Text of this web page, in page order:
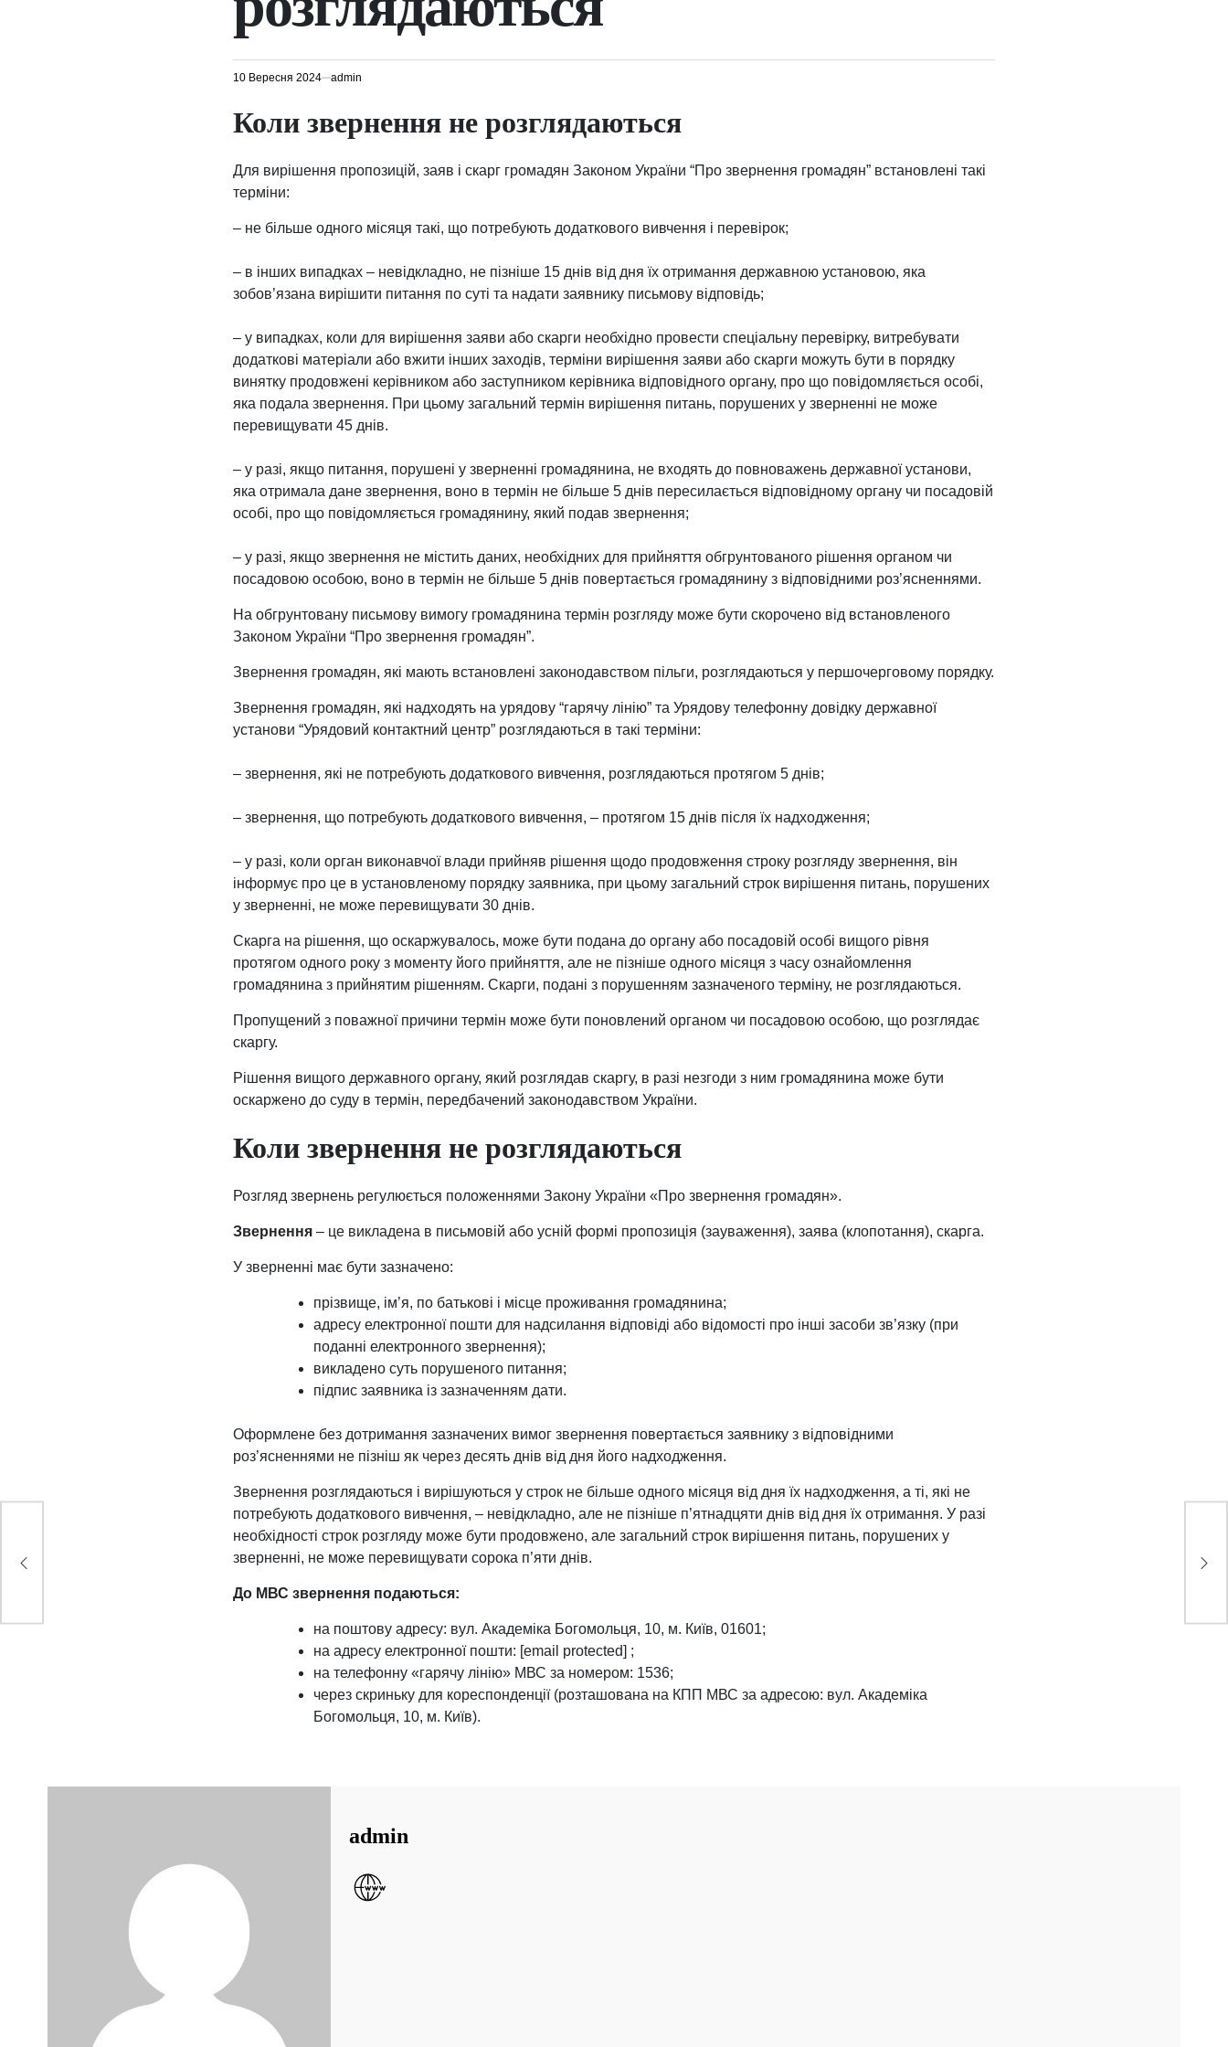
10 Вересня 2024 admin
Коли звернення не розглядаються
Для вирішення пропозицій, заяв і скарг громадян Законом України “Про звернення громадян” встановлені такі
терміни:
– не більше одного місяця такі, що потребують додаткового вивчення і перевірок;
– в інших випадках – невідкладно, не пізніше 15 днів від дня їх отримання державною установою, яка
зобов’язана вирішити питання по суті та надати заявнику письмову відповідь;
– у випадках, коли для вирішення заяви або скарги необхідно провести спеціальну перевірку, витребувати
додаткові матеріали або вжити інших заходів, терміни вирішення заяви або скарги можуть бути в порядку
винятку продовжені керівником або заступником керівника відповідного органу, про що повідомляється особі,
яка подала звернення. При цьому загальний термін вирішення питань, порушених у зверненні не може
перевищувати 45 днів.
– у разі, якщо питання, порушені у зверненні громадянина, не входять до повноважень державної установи,
яка отримала дане звернення, воно в термін не більше 5 днів пересилається відповідному органу чи посадовій
особі, про що повідомляється громадянину, який подав звернення;
– у разі, якщо звернення не містить даних, необхідних для прийняття обгрунтованого рішення органом чи
посадовою особою, воно в термін не більше 5 днів повертається громадянину з відповідними роз’ясненнями.
На обгрунтовану письмову вимогу громадянина термін розгляду може бути скорочено від встановленого
Законом України “Про звернення громадян”.
Звернення громадян, які мають встановлені законодавством пільги, розглядаються у першочерговому порядку.
Звернення громадян, які надходять на урядову “гарячу лінію” та Урядову телефонну довідку державної
установи “Урядовий контактний центр” розглядаються в такі терміни:
– звернення, які не потребують додаткового вивчення, розглядаються протягом 5 днів;
– звернення, що потребують додаткового вивчення, – протягом 15 днів після їх надходження;
– у разі, коли орган виконавчої влади прийняв рішення щодо продовження строку розгляду звернення, він
інформує про це в установленому порядку заявника, при цьому загальний строк вирішення питань, порушених
у зверненні, не може перевищувати 30 днів.
Скарга на рішення, що оскаржувалось, може бути подана до органу або посадовій особі вищого рівня
протягом одного року з моменту його прийняття, але не пізніше одного місяця з часу ознайомлення
громадянина з прийнятим рішенням. Скарги, подані з порушенням зазначеного терміну, не розглядаються.
Пропущений з поважної причини термін може бути поновлений органом чи посадовою особою, що розглядає
скаргу.
Рішення вищого державного органу, який розглядав скаргу, в разі незгоди з ним громадянина може бути
оскаржено до суду в термін, передбачений законодавством України.
Коли звернення не розглядаються
Розгляд звернень регулюється положеннями Закону України «Про звернення громадян».
Звернення – це викладена в письмовій або усній формі пропозиція (зауваження), заява (клопотання), скарга.
У зверненні має бути зазначено:
прізвище, ім’я, по батькові і місце проживання громадянина;
адресу електронної пошти для надсилання відповіді або відомості про інші засоби зв’язку (при
поданні електронного звернення);
викладено суть порушеного питання;
підпис заявника із зазначенням дати.
Оформлене без дотримання зазначених вимог звернення повертається заявнику з відповідними
роз’ясненнями не пізніш як через десять днів від дня його надходження.
Звернення розглядаються і вирішуються у строк не більше одного місяця від дня їх надходження, а ті, які не
потребують додаткового вивчення, – невідкладно, але не пізніше п’ятнадцяти днів від дня їх отримання. У разі
необхідності строк розгляду може бути продовжено, але загальний строк вирішення питань, порушених у
зверненні, не може перевищувати сорока п’яти днів.
До МВС звернення подаються:
на поштову адресу: вул. Академіка Богомольця, 10, м. Київ, 01601;
на адресу електронної пошти: [email protected] ;
на телефонну «гарячу лінію» МВС за номером: 1536;
через скриньку для кореспонденції (розташована на КПП МВС за адресою: вул. Академіка
Богомольця, 10, м. Київ).
admin